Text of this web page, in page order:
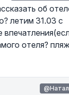
об
летим 31.03 с
отеля?